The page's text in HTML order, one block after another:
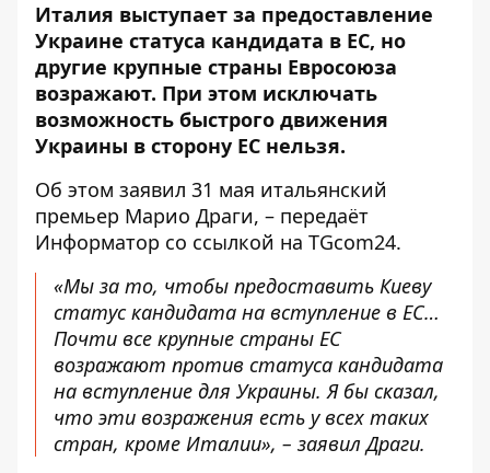
Италия выступает за предоставление
Украине статуса кандидата в ЕС, но
другие крупные страны Евросоюза
возражают. При этом исключать
возможность быстрого движения
Украины в сторону ЕС нельзя.
Об этом заявил 31 мая итальянский
премьер Марио Драги, – передаёт
Информатор со ссылкой на TGcom24.
«Мы за то, чтобы предоставить Киеву
статус кандидата на вступление в ЕС…
Почти все крупные страны ЕС
возражают против статуса кандидата
на вступление для Украины. Я бы сказал,
что эти возражения есть у всех таких
стран, кроме Италии», – заявил Драги.